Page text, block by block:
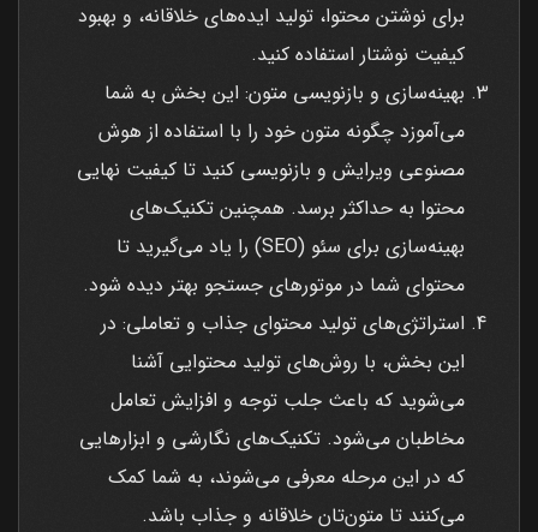
برای نوشتن محتوا، تولید ایده‌های خلاقانه، و بهبود
کیفیت نوشتار استفاده کنید.
بهینه‌سازی و بازنویسی متون: این بخش به شما
می‌آموزد چگونه متون خود را با استفاده از هوش
مصنوعی ویرایش و بازنویسی کنید تا کیفیت نهایی
محتوا به حداکثر برسد. همچنین تکنیک‌های
بهینه‌سازی برای سئو (SEO) را یاد می‌گیرید تا
محتوای شما در موتورهای جستجو بهتر دیده شود.
استراتژی‌های تولید محتوای جذاب و تعاملی: در
این بخش، با روش‌های تولید محتوایی آشنا
می‌شوید که باعث جلب توجه و افزایش تعامل
مخاطبان می‌شود. تکنیک‌های نگارشی و ابزارهایی
که در این مرحله معرفی می‌شوند، به شما کمک
می‌کنند تا متون‌تان خلاقانه و جذاب باشد.